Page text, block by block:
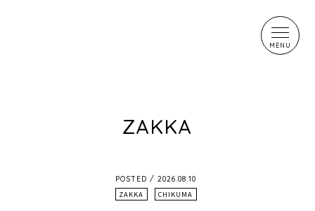
ZAKKA
POSTED / 2026.08.10
ZAKKA CHIKUMA